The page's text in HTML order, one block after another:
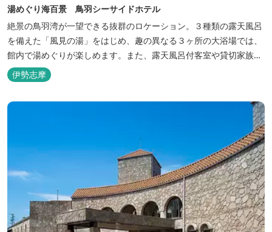
湯めぐり海百景 鳥羽シーサイドホテル
絶景の鳥羽湾が一望できる抜群のロケーション。３種類の露天風呂
を備えた「風見の湯」をはじめ、趣の異なる３ヶ所の大浴場では、
館内で湯めぐりが楽しめます。また、露天風呂付客室や貸切家族風
呂（有料）、足湯に湯上がり処などもございますので、湯浴みの一
日をお過ごしいただけます。 お料理についても、「詩季バイキン
グ」はオープンキッチンで出来立て料理を舌だけではなく目や耳で
伊勢志摩